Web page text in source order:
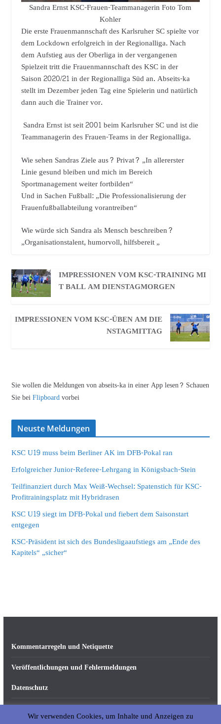
Sandra Ernst KSC-Frauen-Teammanagerin Foto Tom
Kohler
Die erste Frauenmannschaft des Karlsruher SC spielte vor
dem Lockdown erfolgreich in der Regionalliga. Nach
dem Aufstieg aus der Oberliga in der vergangenen
Spielzeit tritt die Frauenmannschaft des KSC in der
Saison 2020/21 in der Regionalliga Süd an. Abseits-ka
stellt im Dezember jeden Tag eine Spielerin und natürlich
dann auch die Trainer vor.
Sandra Ernst ist seit 2001 beim Karlsruher SC und ist die
Teammanagerin des Frauen-Teams in der Regionalliga.
Wie sehen Sandras Ziele aus? Privat? „In allererster
Linie gesund bleiben und mich im Bereich
Sportmanagement weiter fortbilden“
Und in Sachen Fußball: „Die Professionalisierung der
Frauenfußballabteilung vorantreiben“
Wie würde sich Sandra als Mensch beschreiben?
„Organisationstalent, humorvoll, hilfsbereit „
IMPRESSIONEN VOM KSC-TRAINING MI
T BALL AM DIENSTAGMORGEN
IMPRESSIONEN VOM KSC-ÜBEN AM DIE
NSTAGMITTAG
Sie wollen die Meldungen von abseits-ka in einer App lesen? Schauen
Sie beiFlipboardvorbei
Neuste Meldungen
KSC U19 muss beim Berliner AK im DFB-Pokal ran
Erfolgreicher Junior-Referee-Lehrgang in Königsbach-Stein
Teilfinanziert durch Max Weiß-Wechsel: Spatenstich für KSC-
Profitrainingsplatz mit Hybridrasen
KSC U19 siegt im DFB-Pokal und fiebert dem Saisonstart
entgegen
KSC-Präsident ist sich des Bundesligaaufstiegs am „Ende des
Kapitels“ „sicher“
Kommentarregeln und Netiquette
Veröffentlichungen und Fehlermeldungen
Datenschutz
Impressum
Wir verwenden Cookies, um Inhalte und Anzeigen zu